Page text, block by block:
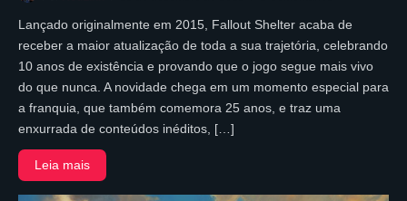
Lançado originalmente em 2015, Fallout Shelter acaba de
receber a maior atualização de toda a sua trajetória, celebrando
10 anos de existência e provando que o jogo segue mais vivo
do que nunca. A novidade chega em um momento especial para
a franquia, que também comemora 25 anos, e traz uma
enxurrada de conteúdos inéditos, […]
Leia mais